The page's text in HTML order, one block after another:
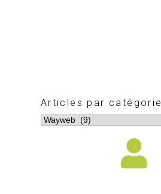
Articles par catégorie